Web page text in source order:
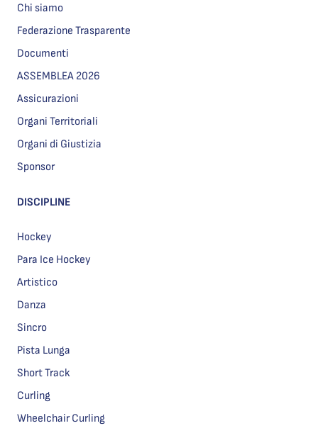
Chi siamo
Federazione Trasparente
Documenti
ASSEMBLEA 2026
Assicurazioni
Organi Territoriali
Organi di Giustizia
Sponsor
DISCIPLINE
Hockey
Para Ice Hockey
Artistico
Danza
Sincro
Pista Lunga
Short Track
Curling
Wheelchair Curling